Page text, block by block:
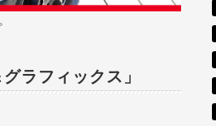
ラフィックス」